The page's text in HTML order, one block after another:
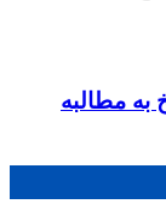
به مطالبه